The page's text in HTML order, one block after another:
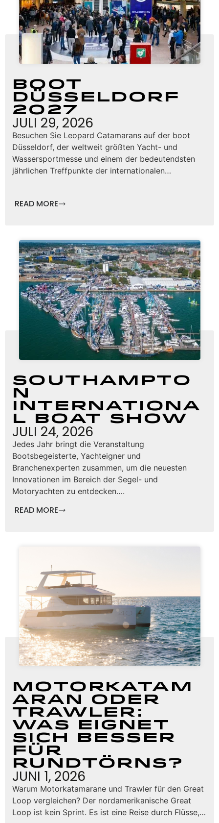
boot
Düsseldorf
2027
JULI 29, 2026
Besuchen Sie Leopard Catamarans auf der boot
Düsseldorf, der weltweit größten Yacht- und
Wassersportmesse und einem der bedeutendsten
jährlichen Treffpunkte der internationalen…
READ MORE
Southampto
n
Internationa
l Boat Show
JULI 24, 2026
Jedes Jahr bringt die Veranstaltung
Bootsbegeisterte, Yachteigner und
Branchenexperten zusammen, um die neuesten
Innovationen im Bereich der Segel- und
Motoryachten zu entdecken….
READ MORE
Motorkatam
aran oder
Trawler:
Was eignet
sich besser
für
Rundtörns?
JUNI 1, 2026
Warum Motorkatamarane und Trawler für den Great
Loop vergleichen? Der nordamerikanische Great
Loop ist kein Sprint. Es ist eine Reise durch Flüsse,…